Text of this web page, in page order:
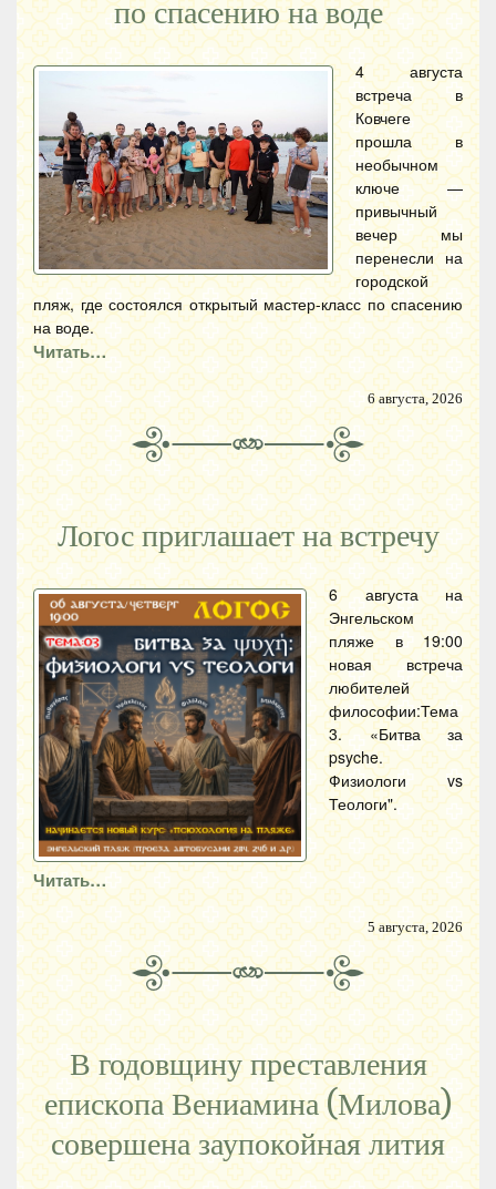
по спасению на воде
4 августа
встреча в
Ковчеге
прошла в
необычном
ключе —
привычный
вечер мы
перенесли на
городской
пляж, где состоялся открытый мастер-класс по спасению
на воде.
Читать…
6 августа, 2026
Логос приглашает на встречу
6 августа на
Энгельском
пляже в 19:00
новая встреча
любителей
философии:Тема
3. «Битва за
psyche.
Физиологи vs
Теологи".
Читать…
5 августа, 2026
В годовщину преставления
епископа Вениамина (Милова)
совершена заупокойная лития